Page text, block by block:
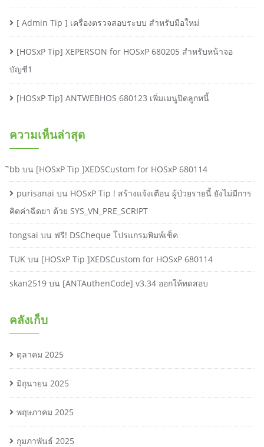
[ Admin Tip ] เครื่องตรวจสอบระบบ สำหรับมือใหม่
[HOSxP Tip] XEPERSON for HOSxP 680205 สำหรับหน้าจอ
บัญชี1
[HOSxP Tip] ANTWEBHOS 680123 เพิ่มเมนูปิดลูกหนี้
ความเห็นล่าสุด
ิbb บน [HOSxP Tip ]XEDSCustom for HOSxP 680114
purisanai บน HOSxP Tip ! สร้างแจ้งเตือน ผู้ป่วยรายนี้ ยังไม่มีการ
คิดค่าฉีดยา ด้วย SYS_VN_PRE_SCRIPT
tongsai บน ฟรี! DSCheque โปรแกรมพิมพ์เช็ค
TUK บน [HOSxP Tip ]XEDSCustom for HOSxP 680114
skan2519 บน [ANTAuthenCode] v3.34 ออกให้ทดสอบ
คลังเก็บ
ตุลาคม 2025
มิถุนายน 2025
พฤษภาคม 2025
กุมภาพันธ์ 2025